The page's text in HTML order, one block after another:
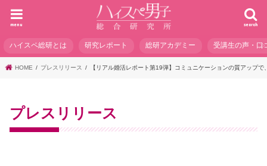
search
menu
ハイスペ総研とは 研究レポート 総研アカデミー 受講生の声・口
HOME プレスリリース 【リアル婚活レポート第19弾】コミュニケーションの質アップ
プレスリリース